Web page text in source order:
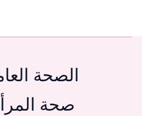
الصحة
صحة